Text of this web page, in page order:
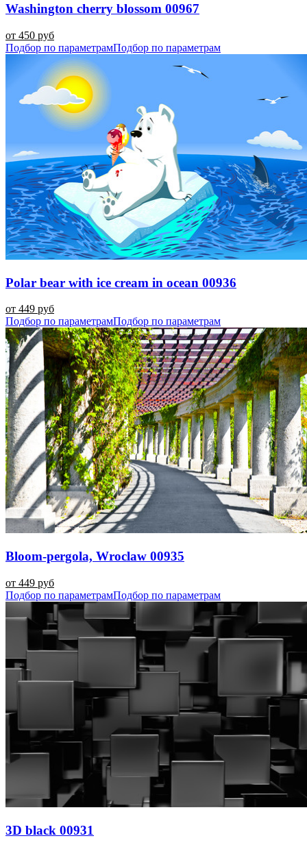
Washington cherry blossom 00967
от 450 руб
Подбор по параметрамПодбор по параметрам
Polar bear with ice cream in ocean 00936
от 449 руб
Подбор по параметрамПодбор по параметрам
Bloom-pergola, Wroclaw 00935
от 449 руб
Подбор по параметрамПодбор по параметрам
3D black 00931